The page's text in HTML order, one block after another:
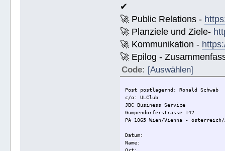
✔
🚀 Public Relations -
🚀 Planziele und Ziele-
🚀 Kommunikation -
🚀 Epilog -
Code: [Auswählen]
Post postlagernd: Ronald Schwab
c/o: ULClub
JBC Business Service
Gumpendorferstrasse 142
PA 1065 Wien/Vienna -
Datum:
Name: